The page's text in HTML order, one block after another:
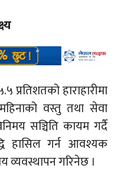
प्रतिशतको हाराहारीमा
वस्तु तथा सेवा
सञ्चिति कायम गर्दै
हासिल गर्न आवश्यक
व्यवस्थापन गरिनेछ ।